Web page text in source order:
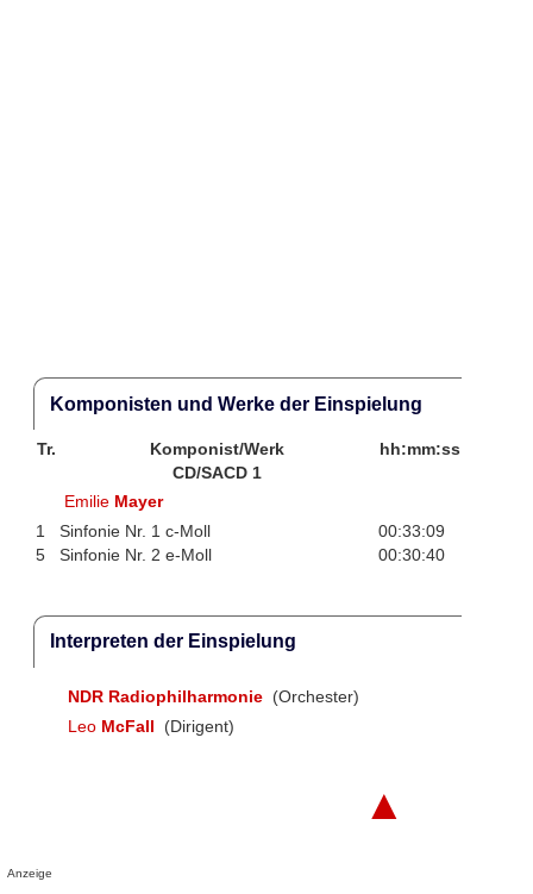
Komponisten und Werke der Einspielung
Tr. Komponist/Werk
hh:mm:ss
CD/SACD 1
Emilie Mayer
1
Sinfonie Nr. 1 c-Moll
00:33:09
5
Sinfonie Nr. 2 e-Moll 00:30:40
Interpreten der Einspielung
NDR Radiophilharmonie (Orchester)
Leo McFall (Dirigent)
▲
Anzeige